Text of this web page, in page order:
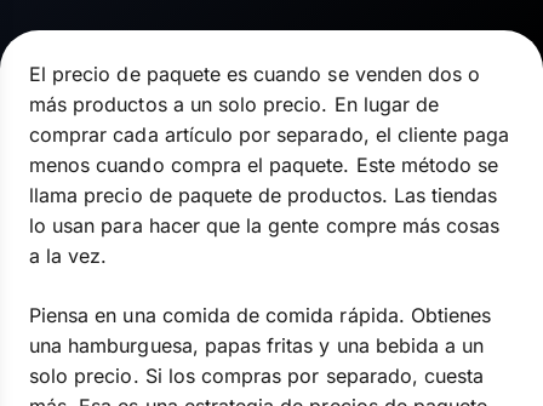
El precio de paquete es cuando se venden dos o
más productos a un solo precio. En lugar de
comprar cada artículo por separado, el cliente paga
menos cuando compra el paquete. Este método se
llama precio de paquete de productos. Las tiendas
lo usan para hacer que la gente compre más cosas
a la vez.
Piensa en una comida de comida rápida. Obtienes
una hamburguesa, papas fritas y una bebida a un
solo precio. Si los compras por separado, cuesta